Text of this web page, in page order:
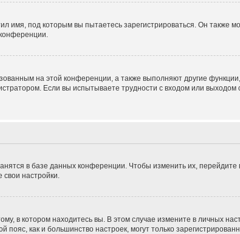
имя, под которым вы пытаетесь зарегистрироваться. Он также
на этой конференции, а также выполняют другие функции,
Если вы испытываете трудности с входом или выходом
в базе данных конференции. Чтобы изменить их, перейдите
свои настройки.
в котором находитесь вы. В этом случае измените в личных
пояс, как и большинство настроек, могут только